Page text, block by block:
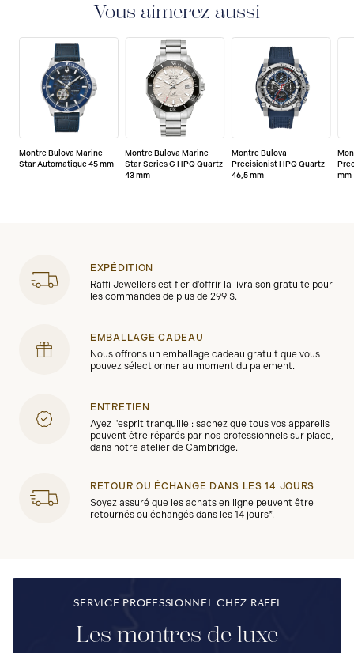
réparation de tout défaut de fabrication.
Vous aimerez aussi
Montre Bulova Marine
Star Automatique 45 mm
Montre Bulova Marine
Star Series G HPQ Quartz
43 mm
Montre Bulova
Precisionist HPQ Quartz
46,5 mm
mm
EXPÉDITION
Raffi Jewellers est fier d'offrir la livraison gratuite pour
les commandes de plus de 299 $.
EMBALLAGE CADEAU
Nous offrons un emballage cadeau gratuit que vous
pouvez sélectionner au moment du paiement.
ENTRETIEN
Ayez l'esprit tranquille : sachez que tous vos appareils
peuvent être réparés par nos professionnels sur place,
dans notre atelier de Cambridge.
RETOUR OU ÉCHANGE DANS LES 14 JOURS
Soyez assuré que les achats en ligne peuvent être
retournés ou échangés dans les 14 jours*.
SERVICE PROFESSIONNEL CHEZ RAFFI
Les montres de luxe